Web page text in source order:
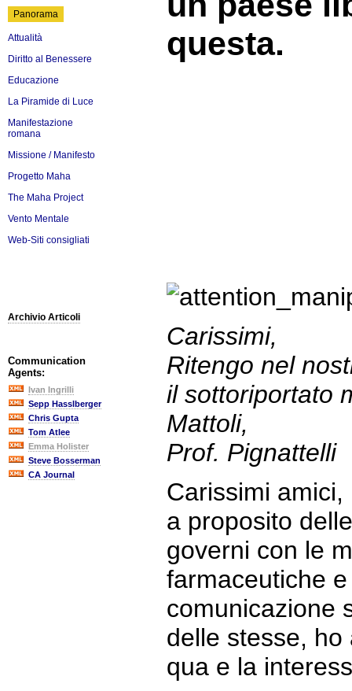
Panorama
Attualità
Diritto al Benessere
Educazione
La Piramide di Luce
Manifestazione
romana
Missione / Manifesto
Progetto Maha
The Maha Project
Vento Mentale
Web-Siti consigliati
Archivio Articoli
Communication
Agents:
Ivan Ingrilli
Sepp Hasslberger
Chris Gupta
Tom Atlee
Emma Holister
Steve Bosserman
CA Journal
questa.
Carissimi,
Ritengo nel
il sottoriportato
Mattoli,
Prof. Pignattelli
Carissimi amici,
a proposito
governi con le
farmaceutiche
comunicazione
delle stesse,
qua e la